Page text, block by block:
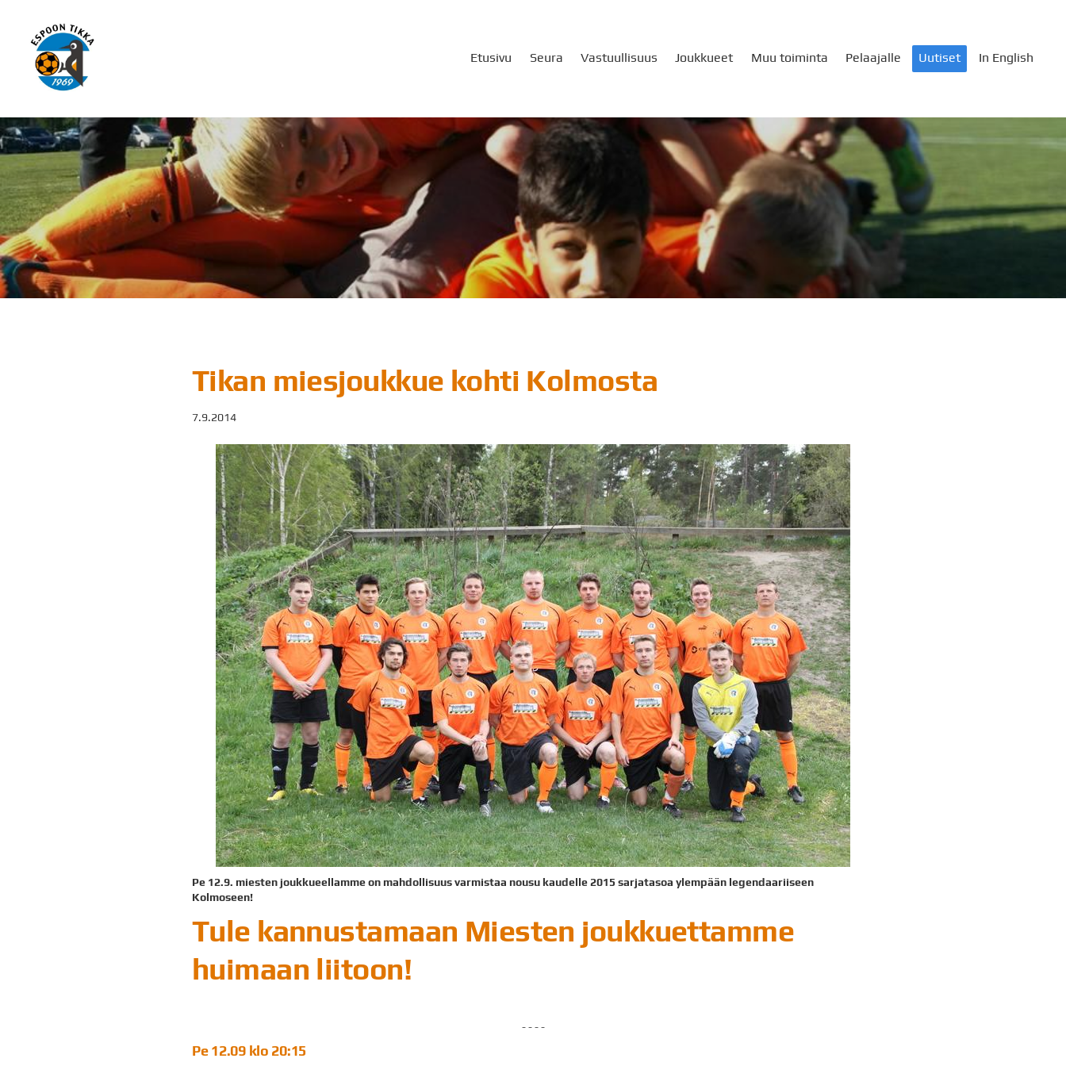
sisältöön
Espoon Tikka ry Etusivu Seura Vastuullisuus Joukkueet Muu toiminta Pelaajalle Uutiset In English
Tikan miesjoukkue kohti Kolmosta
7.9.2014
Pe 12.9. miesten joukkueellamme on mahdollisuus varmistaa nousu kaudelle 2015 sarjatasoa ylempään legendaariiseen
Kolmoseen!
Tule kannustamaan Miesten joukkuettamme
huimaan liitoon!
- - - -
Pe 12.09 klo 20:15